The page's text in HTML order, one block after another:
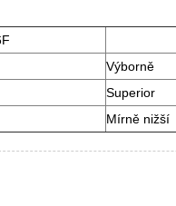
Výborně
Superior
Mírně nižší